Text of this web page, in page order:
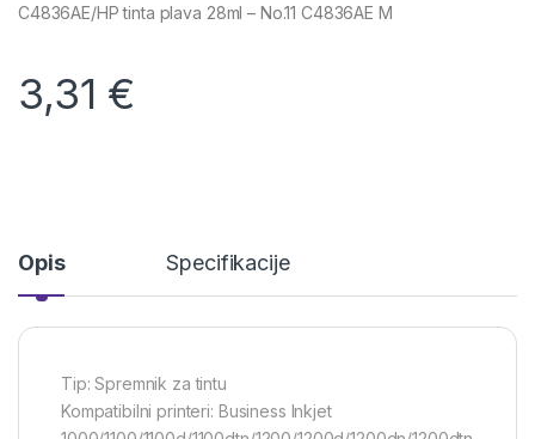
C4836AE/HP tinta plava 28ml – No.11 C4836AE M
3,31 €
Opis Specifikacije
Tip: Spremnik za tintu
Kompatibilni printeri: Business Inkjet